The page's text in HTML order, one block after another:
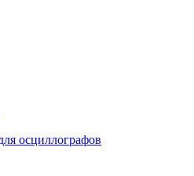
осциллографов